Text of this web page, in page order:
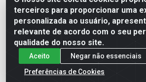
terceiros para proporcionar uma
personalizada ao usuário,
relevante de acordo com o seu
qualidade do nosso site.
Aceito
Negar não essenciais
Preferências de Cookies
Atacamax Importadora de Alimentos LTDA
101 - SUL, KM 79,60 GP E GALPAO:D -
Guararapes - PE, 54355-010 - CNPJ